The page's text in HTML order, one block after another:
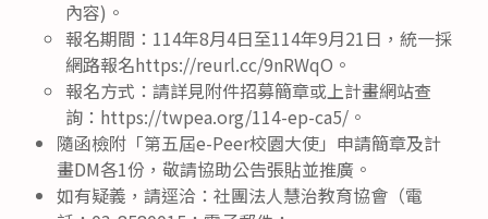
內容)。
報名期間：114年8月4日至114年9月21日，統一採
網路報名https://reurl.cc/9nRWqO。
報名方式：請詳見附件招募簡章或上計畫網站查
詢：https://twpea.org/114-ep-ca5/。
隨函檢附「第五屆e-Peer校園大使」申請簡章及計
畫DM各1份，敬請協助公告張貼並推廣。
如有疑義，請逕洽：社團法人慧治教育協會（電